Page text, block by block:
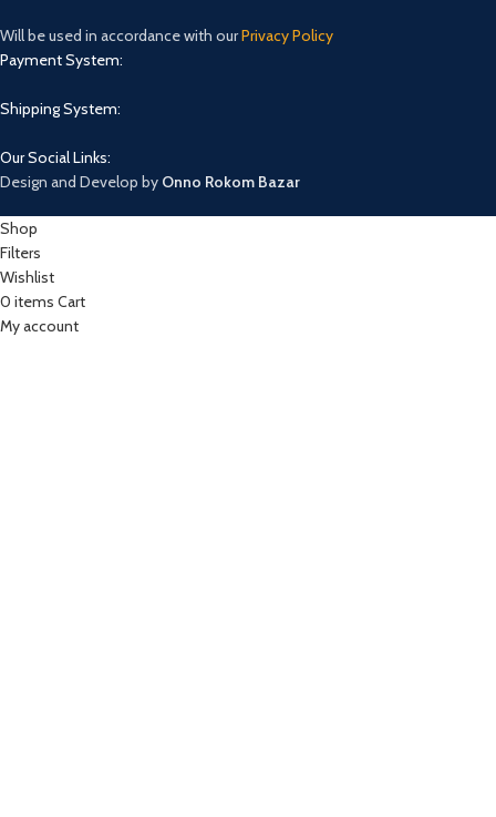
Will be used in accordance with ourPrivacy Policy
Payment System:
Shipping System:
Our Social Links:
Design and Develop by Onno Rokom Bazar
Shop
Filters
Wishlist
0 items Cart
My account